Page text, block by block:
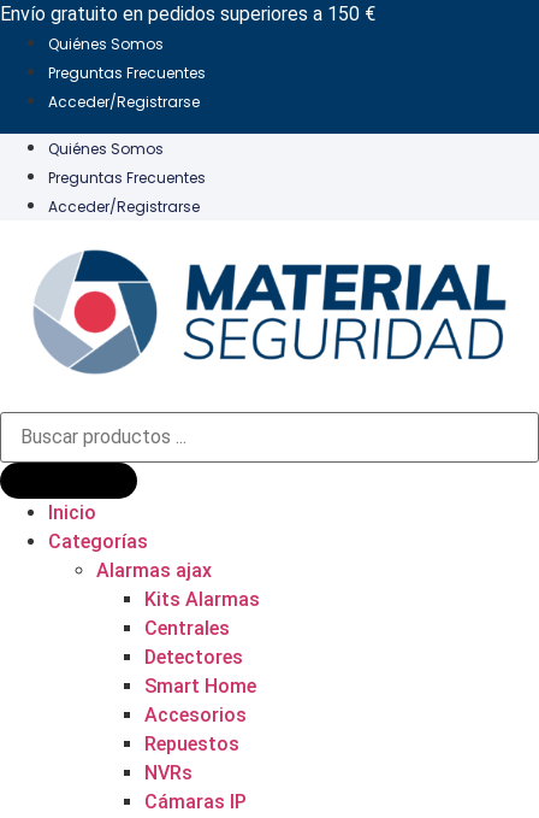
Ir
contenido
Envío gratuito en pedidos superiores a 150 €
Quiénes Somos
Preguntas Frecuentes
Acceder/Registrarse
Quiénes Somos
Preguntas Frecuentes
Acceder/Registrarse
Búsqueda
productos
Inicio
Categorías
Alarmas ajax
Kits Alarmas
Centrales
Detectores
Smart Home
Accesorios
Repuestos
NVRs
Cámaras IP